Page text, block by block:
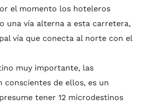
el momento los hoteleros
una vía alterna a esta carretera,
vía que conecta al norte con el
muy importante, las
conscientes de ellos, es un
tener 12 microdestinos